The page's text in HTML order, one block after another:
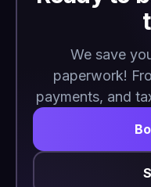
We save
paperwork!
payments, and